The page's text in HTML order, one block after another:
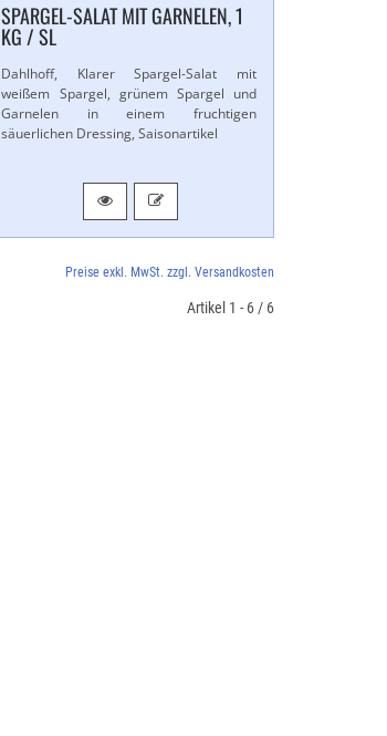
SPARGEL-​SALAT MIT GARNELEN, 1
KG / SL
Dahlhoff, Klarer Spargel-​Salat mit
weißem Spargel, grünem Spargel und
Garnelen in einem fruchtigen
säuerlichen Dressing, Saisonartikel
Preise exkl. MwSt. zzgl. Versandkosten
Artikel 1 - 6 / 6